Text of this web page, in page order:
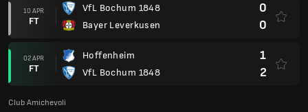
10 APR
FT
VfL Bochum 1848
Bayer Leverkusen
0
0
02 APR
FT
Hoffenheim
VfL Bochum 1848
1
2
Club Amichevoli